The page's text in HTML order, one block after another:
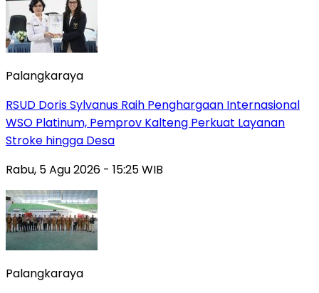
Palangkaraya
RSUD Doris Sylvanus Raih Penghargaan Internasional
WSO Platinum, Pemprov Kalteng Perkuat Layanan
Stroke hingga Desa
Rabu, 5 Agu 2026 - 15:25 WIB
Palangkaraya